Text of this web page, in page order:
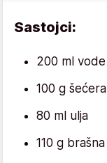
Sastojci:
200 ml vode
100 g šećera
80 ml ulja
110 g brašna